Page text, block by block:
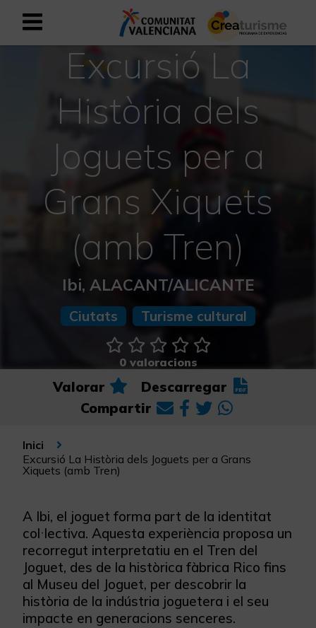
Registrar-se com a usuari
Registre empresarial
Valencià
Mediterrani Actiu i Esportiu
Mediterrani Cultural
Mediterrani Rural i Natural
Experiències a la tardor
Experiències Setmana Santa
Excursió La
Història dels
Joguets per a
Grans Xiquets
(amb Tren)
Ibi, ALACANT/ALICANTE
Ciutats Turisme cultural
0 valoracions
Valorar
Descarregar
Compartir
Inici
Excursió La Història dels Joguets per a Grans
Xiquets (amb Tren)
A Ibi, el joguet forma part de la identitat
col·lectiva. Aquesta experiència proposa un
recorregut interpretatiu en el Tren del
Joguet, des de la històrica fàbrica Rico fins
al Museu del Joguet, per descobrir la
història de la indústria joguetera i el seu
impacte en generacions senceres.